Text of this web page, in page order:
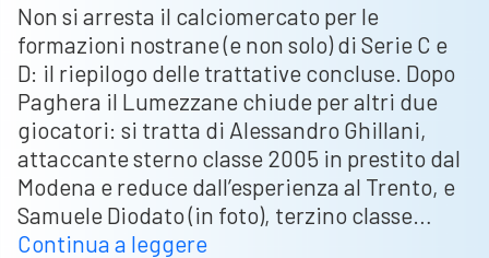
Non si arresta il calciomercato per le
formazioni nostrane (e non solo) di Serie C e
D: il riepilogo delle trattative concluse. Dopo
Paghera il Lumezzane chiude per altri due
giocatori: si tratta di Alessandro Ghillani,
attaccante sterno classe 2005 in prestito dal
Modena e reduce dall’esperienza al Trento, e
Samuele Diodato (in foto), terzino classe…
Continua a leggereSerie